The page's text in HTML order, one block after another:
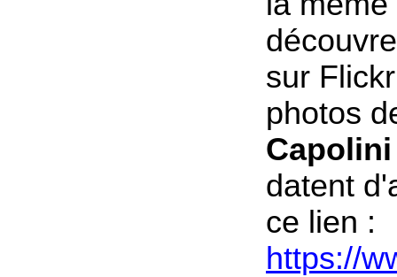
sur
photos
Capolini
datent
ce lien :
https://